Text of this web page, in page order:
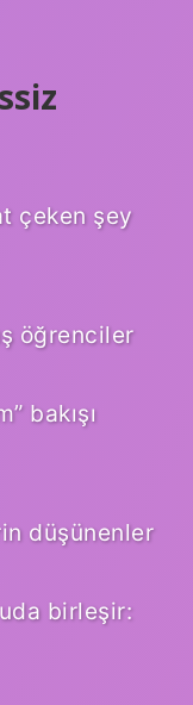
çeken şey
öğrenciler
bakışı
düşünenler
birleşir: